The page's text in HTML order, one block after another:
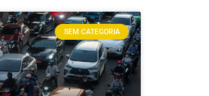
SEM CATEGORIA